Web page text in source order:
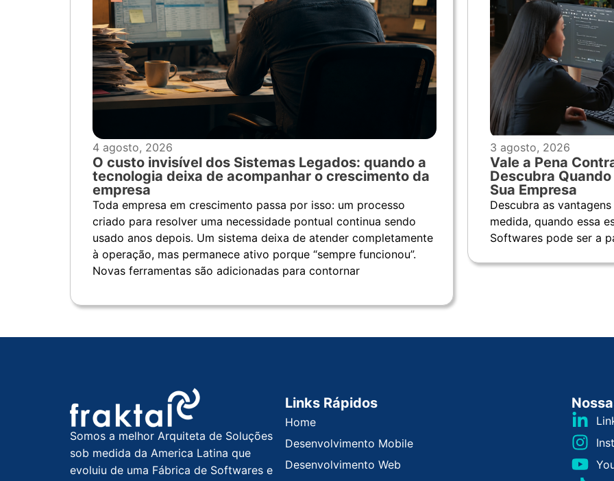
4 agosto, 2026
O custo invisível dos Sistemas Legados: quando a
tecnologia deixa de acompanhar o crescimento da
empresa
Toda empresa em crescimento passa por isso: um processo
criado para resolver uma necessidade pontual continua sendo
usado anos depois. Um sistema deixa de atender completamente
à operação, mas permanece ativo porque “sempre funcionou”.
Novas ferramentas são adicionadas para contornar
3 agosto, 2026
Vale a Pena
Descubra
Sua Empresa
Descubra as
medida, quando essa
Softwares pode ser a
Somos a melhor Arquiteta de Soluções
sob medida da America Latina que
evoluiu de uma Fábrica de Softwares e
Links Rápidos
Home
Desenvolvimento Mobile
Desenvolvimento Web